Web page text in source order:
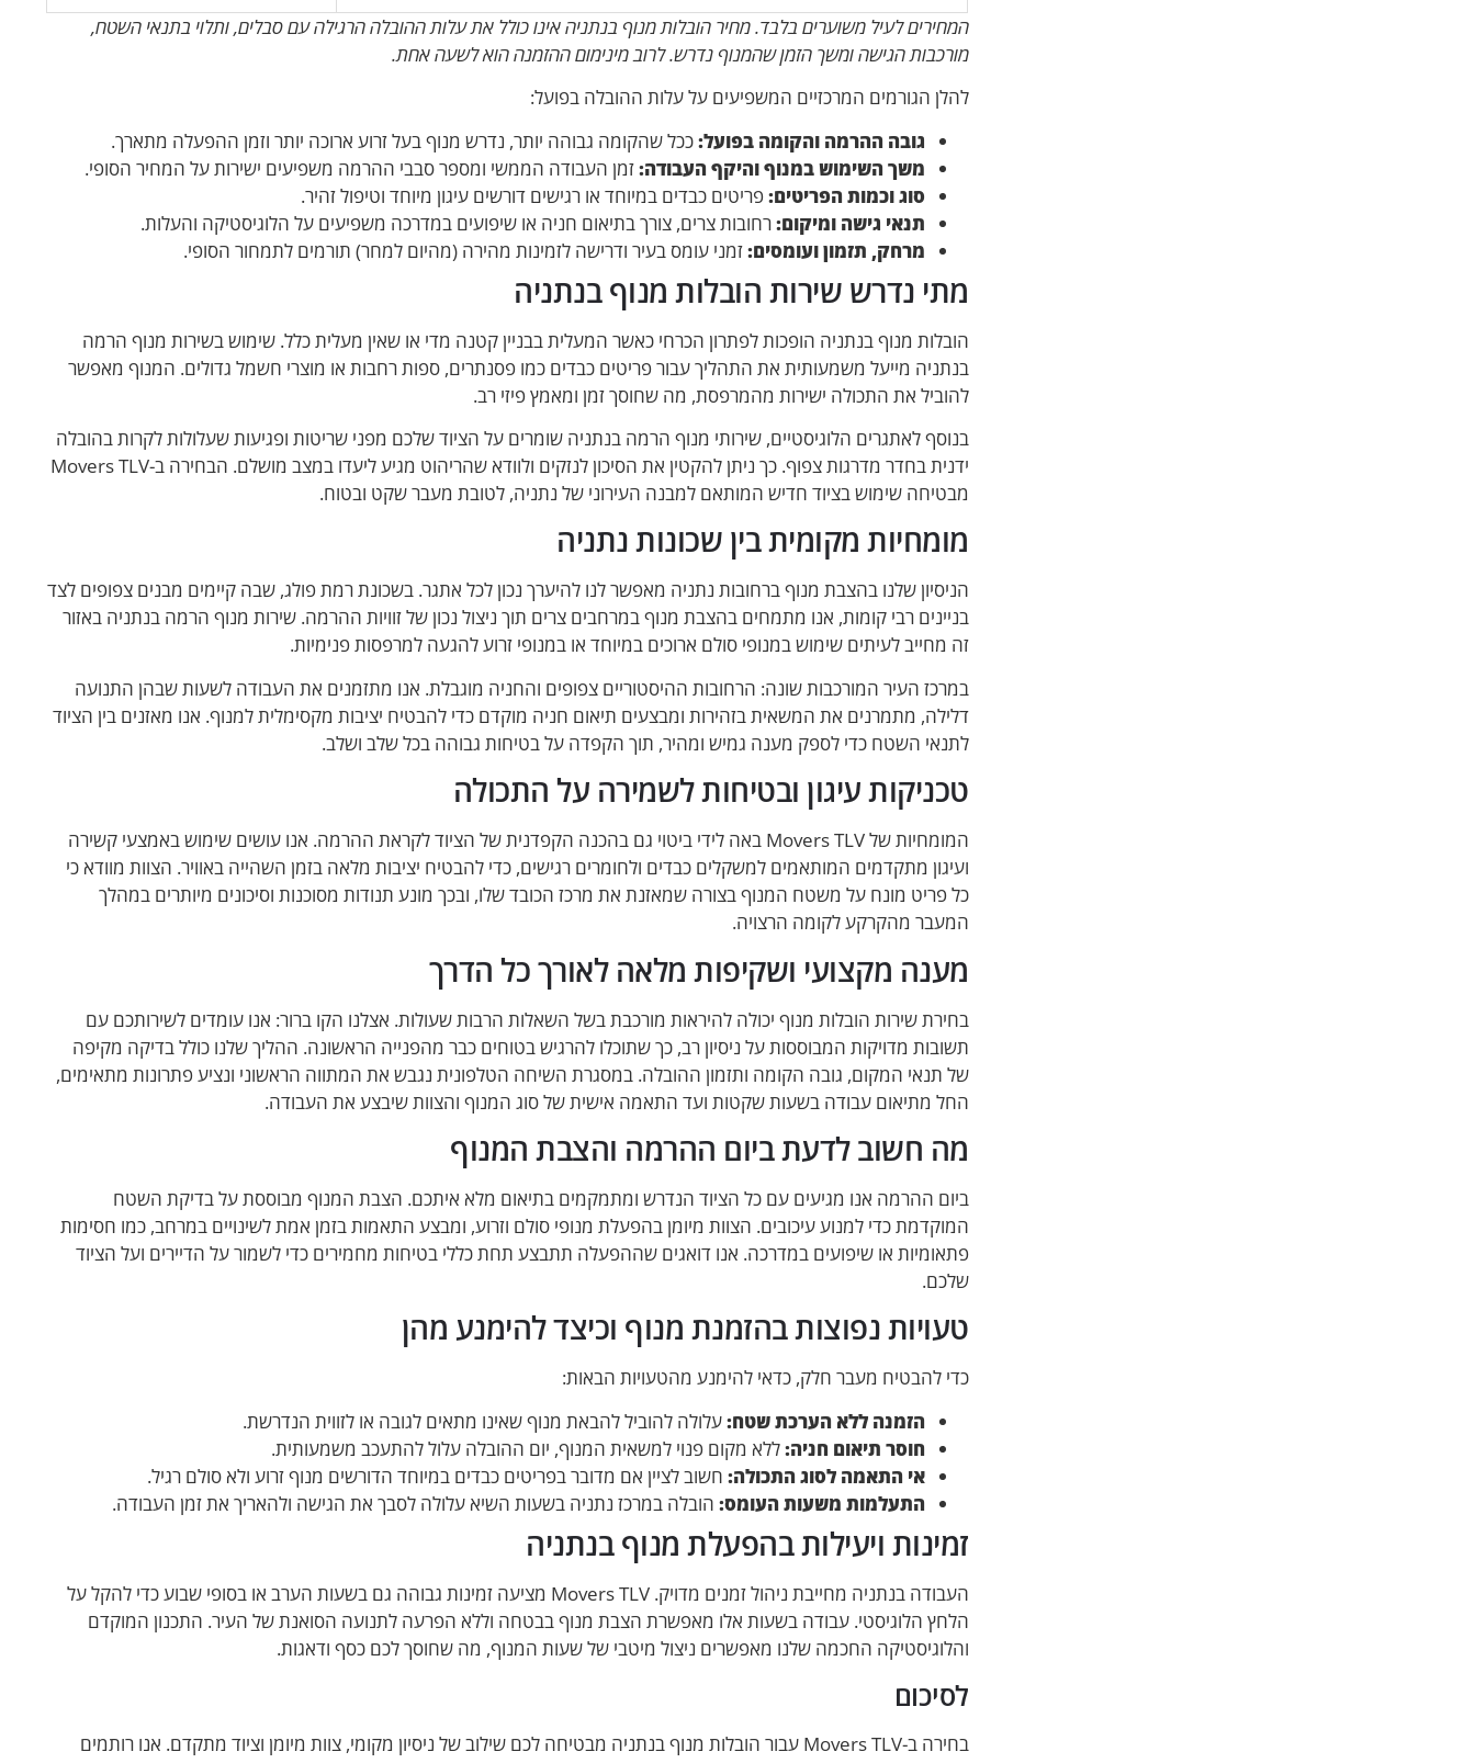
המחירים לעיל משוערים בלבד. מחיר הובלות מנוף בנתניה אינו כולל את עלות ההובלה הרגילה עם סבלים, ותלוי בתנאי השטח,
מורכבות הגישה ומשך הזמן שהמנוף נדרש. לרוב מינימום ההזמנה הוא לשעה אחת.
להלן הגורמים המרכזיים המשפיעים על עלות ההובלה בפועל:
גובה ההרמה והקומה בפועל:ככל שהקומה גבוהה יותר, נדרש מנוף בעל זרוע ארוכה יותר וזמן ההפעלה מתארך.
משך השימוש במנוף והיקף העבודה:זמן העבודה הממשי ומספר סבבי ההרמה משפיעים ישירות על המחיר הסופי.
סוג וכמות הפריטים:פריטים כבדים במיוחד או רגישים דורשים עיגון מיוחד וטיפול זהיר.
תנאי גישה ומיקום:רחובות צרים, צורך בתיאום חניה או שיפועים במדרכה משפיעים על הלוגיסטיקה והעלות.
מרחק, תזמון ועומסים:זמני עומס בעיר ודרישה לזמינות מהירה (מהיום למחר) תורמים לתמחור הסופי.
מתי נדרש שירות הובלות מנוף בנתניה
הובלות מנוף בנתניה הופכות לפתרון הכרחי כאשר המעלית בבניין קטנה מדי או שאין מעלית כלל. שימוש בשירות מנוף הרמה
בנתניה מייעל משמעותית את התהליך עבור פריטים כבדים כמו פסנתרים, ספות רחבות או מוצרי חשמל גדולים. המנוף מאפשר
להוביל את התכולה ישירות מהמרפסת, מה שחוסך זמן ומאמץ פיזי רב.
בנוסף לאתגרים הלוגיסטיים, שירותי מנוף הרמה בנתניה שומרים על הציוד שלכם מפני שריטות ופגיעות שעלולות לקרות בהובלה
ידנית בחדר מדרגות צפוף. כך ניתן להקטין את הסיכון לנזקים ולוודא שהריהוט מגיע ליעדו במצב מושלם. הבחירה ב-Movers TLV
מבטיחה שימוש בציוד חדיש המותאם למבנה העירוני של נתניה, לטובת מעבר שקט ובטוח.
מומחיות מקומית בין שכונות נתניה
הניסיון שלנו בהצבת מנוף ברחובות נתניה מאפשר לנו להיערך נכון לכל אתגר. בשכונת רמת פולג, שבה קיימים מבנים צפופים לצד
בניינים רבי קומות, אנו מתמחים בהצבת מנוף במרחבים צרים תוך ניצול נכון של זוויות ההרמה. שירות מנוף הרמה בנתניה באזור
זה מחייב לעיתים שימוש במנופי סולם ארוכים במיוחד או במנופי זרוע להגעה למרפסות פנימיות.
במרכז העיר המורכבות שונה: הרחובות ההיסטוריים צפופים והחניה מוגבלת. אנו מתזמנים את העבודה לשעות שבהן התנועה
דלילה, מתמרנים את המשאית בזהירות ומבצעים תיאום חניה מוקדם כדי להבטיח יציבות מקסימלית למנוף. אנו מאזנים בין הציוד
לתנאי השטח כדי לספק מענה גמיש ומהיר, תוך הקפדה על בטיחות גבוהה בכל שלב ושלב.
טכניקות עיגון ובטיחות לשמירה על התכולה
המומחיות של Movers TLV באה לידי ביטוי גם בהכנה הקפדנית של הציוד לקראת ההרמה. אנו עושים שימוש באמצעי קשירה
ועיגון מתקדמים המותאמים למשקלים כבדים ולחומרים רגישים, כדי להבטיח יציבות מלאה בזמן השהייה באוויר. הצוות מוודא כי
כל פריט מונח על משטח המנוף בצורה שמאזנת את מרכז הכובד שלו, ובכך מונע תנודות מסוכנות וסיכונים מיותרים במהלך
המעבר מהקרקע לקומה הרצויה.
מענה מקצועי ושקיפות מלאה לאורך כל הדרך
בחירת שירות הובלות מנוף יכולה להיראות מורכבת בשל השאלות הרבות שעולות. אצלנו הקו ברור: אנו עומדים לשירותכם עם
תשובות מדויקות המבוססות על ניסיון רב, כך שתוכלו להרגיש בטוחים כבר מהפנייה הראשונה. ההליך שלנו כולל בדיקה מקיפה
של תנאי המקום, גובה הקומה ותזמון ההובלה. במסגרת השיחה הטלפונית נגבש את המתווה הראשוני ונציע פתרונות מתאימים,
החל מתיאום עבודה בשעות שקטות ועד התאמה אישית של סוג המנוף והצוות שיבצע את העבודה.
מה חשוב לדעת ביום ההרמה והצבת המנוף
ביום ההרמה אנו מגיעים עם כל הציוד הנדרש ומתמקמים בתיאום מלא איתכם. הצבת המנוף מבוססת על בדיקת השטח
המוקדמת כדי למנוע עיכובים. הצוות מיומן בהפעלת מנופי סולם וזרוע, ומבצע התאמות בזמן אמת לשינויים במרחב, כמו חסימות
פתאומיות או שיפועים במדרכה. אנו דואגים שההפעלה תתבצע תחת כללי בטיחות מחמירים כדי לשמור על הדיירים ועל הציוד
שלכם.
טעויות נפוצות בהזמנת מנוף וכיצד להימנע מהן
כדי להבטיח מעבר חלק, כדאי להימנע מהטעויות הבאות:
הזמנה ללא הערכת שטח:עלולה להוביל להבאת מנוף שאינו מתאים לגובה או לזווית הנדרשת.
חוסר תיאום חניה:ללא מקום פנוי למשאית המנוף, יום ההובלה עלול להתעכב משמעותית.
אי התאמה לסוג התכולה: חשוב לציין אם מדובר בפריטים כבדים במיוחד הדורשים מנוף זרוע ולא סולם רגיל.
התעלמות משעות העומס: הובלה במרכז נתניה בשעות השיא עלולה לסבך את הגישה ולהאריך את זמן העבודה.
זמינות ויעילות בהפעלת מנוף בנתניה
העבודה בנתניה מחייבת ניהול זמנים מדויק. Movers TLV מציעה זמינות גבוהה גם בשעות הערב או בסופי שבוע כדי להקל על
הלחץ הלוגיסטי. עבודה בשעות אלו מאפשרת הצבת מנוף בבטחה וללא הפרעה לתנועה הסואנת של העיר. התכנון המוקדם
והלוגיסטיקה החכמה שלנו מאפשרים ניצול מיטבי של שעות המנוף, מה שחוסך לכם כסף ודאגות.
לסיכום
בחירה ב-Movers TLV עבור הובלות מנוף בנתניה מבטיחה לכם שילוב של ניסיון מקומי, צוות מיומן וציוד מתקדם. אנו רותמים